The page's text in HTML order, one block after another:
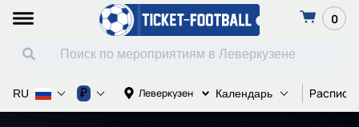
0
Леверкузен Календарь
RU ₽